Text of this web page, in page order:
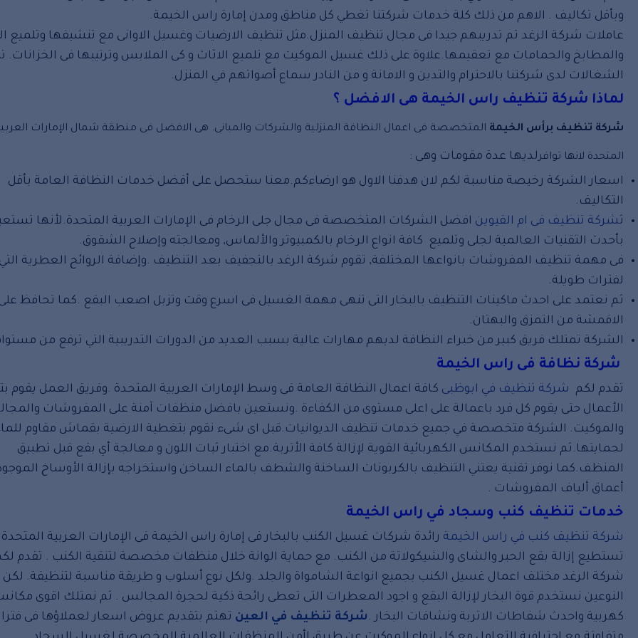
وبأقل تكاليف . الاهم من ذلك كلة خدمات شركتنا تغطي كل مناطق ومدن إمارة راس الخيمة.
عاملات شركة الرغد تم تدريبهم جيدا فى مجال تنظيف المنزل.مثل تنظيف الارضيات وغسيل الاوانى مع تنشيفها وتلميع
والمطابخ والحمامات مع تعقيمها.علاوة على ذلك غسيل الموكيت مع تلميع الاثاث و كى الملابس وترتيبها فى الخزانات.
الشغالات لدى شركتنا بالاحترام والتدين و الامانة و من النادر سماع أصواتهم في المنزل.
لماذا شركة تنظيف راس الخيمة هى الافضل ؟
شركة تنظيف برأس الخيمة المتخصصة فى اعمال النظافة المنزلية والشركات والمبانى. هى الافضل فى منطقة شمال الإمارات
المتحدة لانها توافر لديها عدة مقومات وهى :
اسعار الشركة رخيصة مناسبة لكم لان هدفنا الاول هو ارضاءكم.معنا ستحصل على أفضل خدمات النظافة العامة بأقل
التكاليف.
ثشركة تنظيف فى ام القيوين افضل الشركات المتخصصة فى مجال جلى الرخام فى الإمارات العربية المتحدة.لأنها
بأحدث التقنيات العالمية لجلى وتلميع كافة انواع الرخام بالكمبيوتر والألماس, ومعالجته وإصلاح الشقوق.
فى مهمة تنظيف المفروشات بانواعها المختلفة, تقوم شركة الرغد بالتجفيف بعد التنظيف .وإضافة الروائح العطرية
لفترات طويلة.
ثم نعتمد على احدث ماكينات التنظيف بالبخار التى تنهى مهمة الغسيل فى اسرع وقت وتزبل اصعب البقع .كما تحافظ
الاقمشة من التمزق والبهتان.
الشركة تمتلك فريق كبير من خبراء النظافة لديهم مهارات عالية بسبب العديد من الدورات التدريبية التي ترفع من
شركة نظافة فى راس الخيمة
تقدم لكم شركة تنظيف في ابوظبى كافة اعمال النظافة العامة فى وسط الإمارات العربية المتحدة .وفريق العمل يقوم
الأعمال حتى يقوم كل فرد باعمالة على اعلى مستوى من الكفاءة .ونستعين بافضل منظفات آمنة على المفروشات
والموكيت. الشركة متخصصة في جميع خدمات تنظيف الديوانيات.قبل اى شىء نقوم بتغطية الارضية بقماش مقاوم
لحمايتها.ثم نستخدم المكانس الكهربائية القوية لإزالة كافة الأتربة.مع اختبار ثبات اللون و معالجة أي بقع قبل تطبيق
المنظف.كما نوفر تقنية يعتني التنظيف بالكربونات الساخنة والشطف بالماء الساخن واستخراجه بإزالة الأوساخ
أعماق ألياف المفروشات .
خدمات تنظيف كنب وسجاد في راس الخيمة
شركة تنظيف كنب في راس الخيمة رائدة شركات غسيل الكنب بالبخار فى إمارة راس الخيمة فى الإمارات العربية
تستطيع إزالة بقع الحبر والشاى والشيكولاتة من الكنب. مع حماية الوانة خلال منظفات مخصصة لتنقية الكنب . تقدم
شركة الرغد مختلف اعمال غسيل الكنب بجميع انواعة الشامواة والجلد .ولكل نوع أسلوب و طريقة مناسبة لتنظيفة.
النوعين نستخدم قوة البخار لإزالة البقع و اجود المعطرات التى تعطى رائحة ذكية لحجرة المجالس . ثم نمتلك اقوى
كهربية واحدث شفاطات الاتربة ونشافات البخار . شركة تنظيف في العين تهتم بتقديم عروض اسعار لعملاؤها فى